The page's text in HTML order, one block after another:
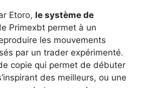
Etoro, le système de
Primexbt permet à un
les mouvements
par un trader expérimenté.
copie qui permet de débuter
des meilleurs, ou une